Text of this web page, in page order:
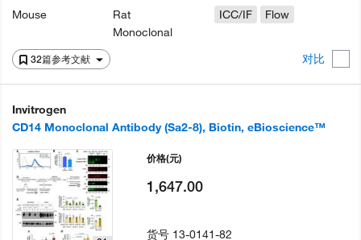
32篇参考文献 对比
Mouse
Rat
Monoclonal
ICC/IF Flow
Invitrogen
CD14 Monoclonal Antibody (Sa2-8), Biotin, eBioscience™
价格(元)
1,647.00
货号 13-0141-82